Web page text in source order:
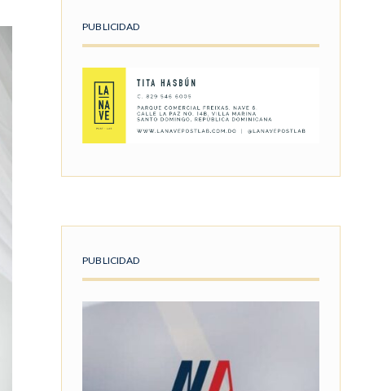
PUBLICIDAD
PUBLICIDAD